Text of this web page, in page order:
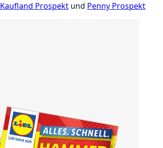
Kaufland Prospekt und Penny Prospekt